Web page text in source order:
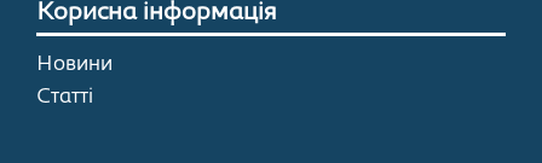
Корисна інформація
Новини
Статті